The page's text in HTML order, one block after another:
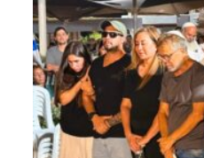
ערב ערב נפטר